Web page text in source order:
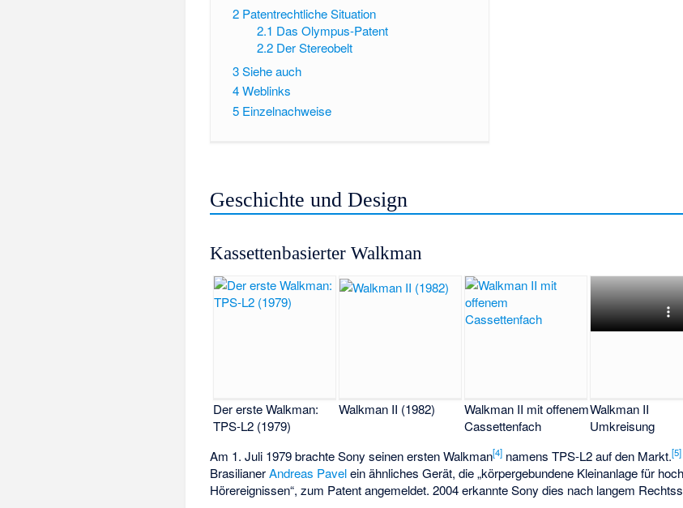
2 Patentrechtliche Situation
2.1 Das Olympus-Patent
2.2 Der Stereobelt
3Siehe auch
4Weblinks
5 Einzelnachweise
Geschichte und Design
Kassettenbasierter Walkman
Der erste Walkman:
TPS-L2 (1979)
Walkman II (1982)
Walkman II mit offenem
Cassettenfach
Walkman II
Umkreisung
Am 1. Juli 1979 brachte Sony seinen ersten Walkman[4] namensTPS-L2auf den Markt.[5]
BrasilianerAndreas Pavelein ähnliches Gerät, die„körpergebundene Kleinanlage für
Hörereignissen“, zum Patent angemeldet. 2004 erkannte Sony dies nach langem